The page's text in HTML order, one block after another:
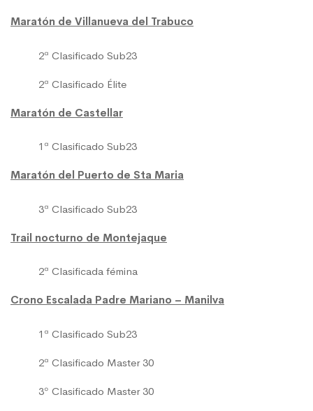
Maratón de Villanueva del Trabuco
2ª Clasificado Sub23
2ª Clasificado Élite
Maratón de Castellar
1ª Clasificado Sub23
Maratón del Puerto de Sta Maria
3ª Clasificado Sub23
Trail nocturno de Montejaque
2ª Clasificada fémina
Crono Escalada Padre Mariano – Manilva
1ª Clasificado Sub23
2ª Clasificado Master 30
3º Clasificado Master 30